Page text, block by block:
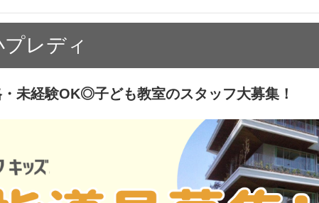
レディ
未経験OK◎子ども教室のスタッフ大募集！